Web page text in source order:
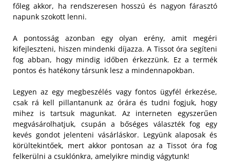
főleg akkor, ha rendszeresen hosszú és nagyon fárasztó
napunk szokott lenni.
A pontosság azonban egy olyan erény, amit megéri
kifejleszteni, hiszen mindenki díjazza. A Tissot óra segíteni
fog abban, hogy mindig időben érkezzünk. Ez a termék
pontos és hatékony társunk lesz a mindennapokban.
Legyen az egy megbeszélés vagy fontos ügyfél érkezése,
csak rá kell pillantanunk az órára és tudni fogjuk, hogy
mihez is tartsuk magunkat. Az interneten egyszerűen
megvásárolhatjuk, csupán a bőséges választék fog egy
kevés gondot jelenteni vásárláskor. Legyünk alaposak és
körültekintőek, mert akkor pontosan az a Tissot óra fog
felkerülni a csuklónkra, amelyikre mindig vágytunk!